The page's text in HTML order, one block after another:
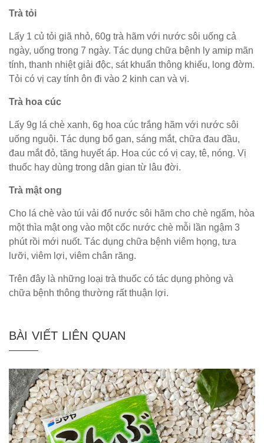
Trà tỏi
Lấy 1 củ tỏi giã nhỏ, 60g trà hãm với nước sôi uống cả
ngày, uống trong 7 ngày. Tác dụng chữa bệnh ly amip mãn
tính, thanh nhiệt giải độc, sát khuẩn thông khiếu, long đờm.
Tỏi có vị cay tính ôn đi vào 2 kinh can và vị.
Trà hoa cúc
Lấy 9g lá chè xanh, 6g hoa cúc trắng hãm với nước sôi
uống nguội. Tác dụng bổ gan, sáng mắt, chữa đau đầu,
đau mắt đỏ, tăng huyết áp. Hoa cúc có vị cay, tê, nóng. Vị
thuốc hay dùng trong dân gian từ lâu đời.
Trà mật ong
Cho lá chè vào túi vải đổ nước sôi hãm cho chè ngấm, hòa
một thìa mật ong vào một cốc nước chè mỗi lần ngậm 3
phút rồi mới nuốt. Tác dụng chữa bệnh viêm họng, tưa
lưỡi, viêm lợi, viêm chân răng.
Trên đây là những loại trà thuốc có tác dụng phòng và
chữa bệnh thông thường rất thuận lợi.
BÀI VIẾT LIÊN QUAN